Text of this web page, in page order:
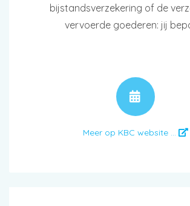
bijstandsverzekering of de
vervoerde goederen: jij
Meer op KBC website ...